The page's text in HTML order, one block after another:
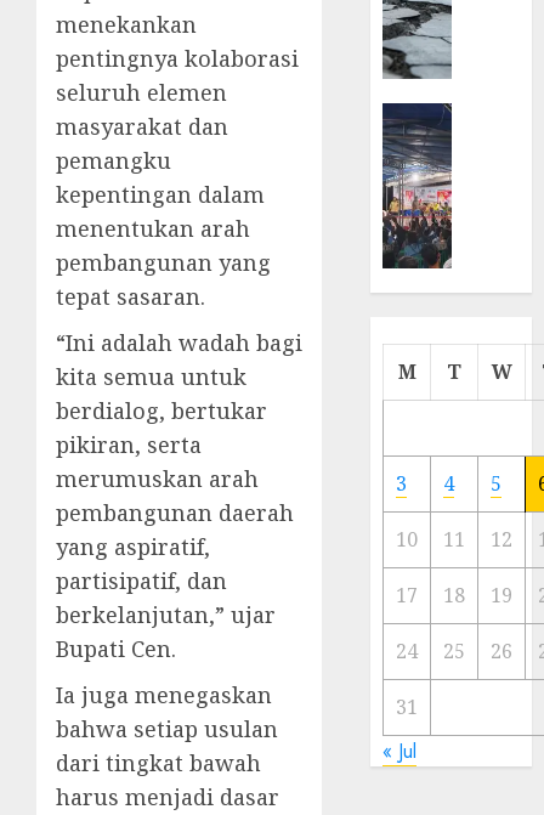
menekankan
pentingnya kolaborasi
seluruh elemen
masyarakat dan
pemangku
kepentingan dalam
menentukan arah
pembangunan yang
tepat sasaran.
“Ini adalah wadah bagi
kita semua untuk
berdialog, bertukar
pikiran, serta
merumuskan arah
pembangunan daerah
yang aspiratif,
partisipatif, dan
berkelanjutan,” ujar
Bupati Cen.
Ia juga menegaskan
bahwa setiap usulan
dari tingkat bawah
harus menjadi dasar
Cermin
Ibu
Kota
23/11/
M T W
3 4 5
10 11 12
17 18 19
24 25 26
31
« Jul